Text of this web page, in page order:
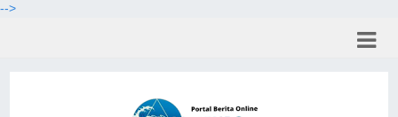
-->